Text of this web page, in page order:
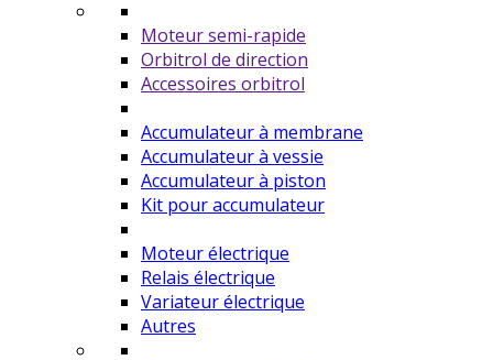
Moteur semi-rapide
Orbitrol de direction
Accessoires orbitrol
Accumulateur à membrane
Accumulateur à vessie
Accumulateur à piston
Kit pour accumulateur
Moteur électrique
Relais électrique
Variateur électrique
Autres